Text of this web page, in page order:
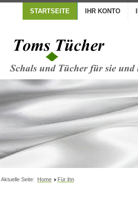
STARTSEITE IHR KONTO
Aktuelle Seite: Home Für ihn